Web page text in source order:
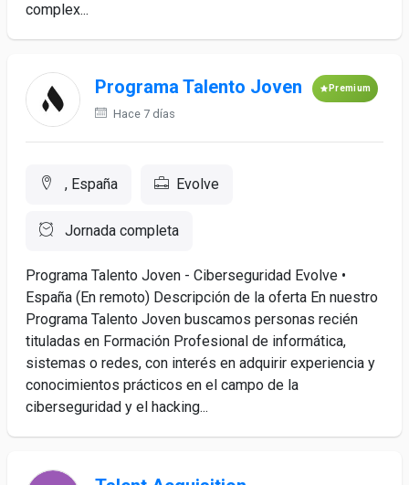
complex...
Programa Talento Joven Premium
Hace 7 días
, España Evolve
Jornada completa
Programa Talento Joven - Ciberseguridad Evolve •
España (En remoto) Descripción de la oferta En nuestro
Programa Talento Joven buscamos personas recién
tituladas en Formación Profesional de informática,
sistemas o redes, con interés en adquirir experiencia y
conocimientos prácticos en el campo de la
ciberseguridad y el hacking...